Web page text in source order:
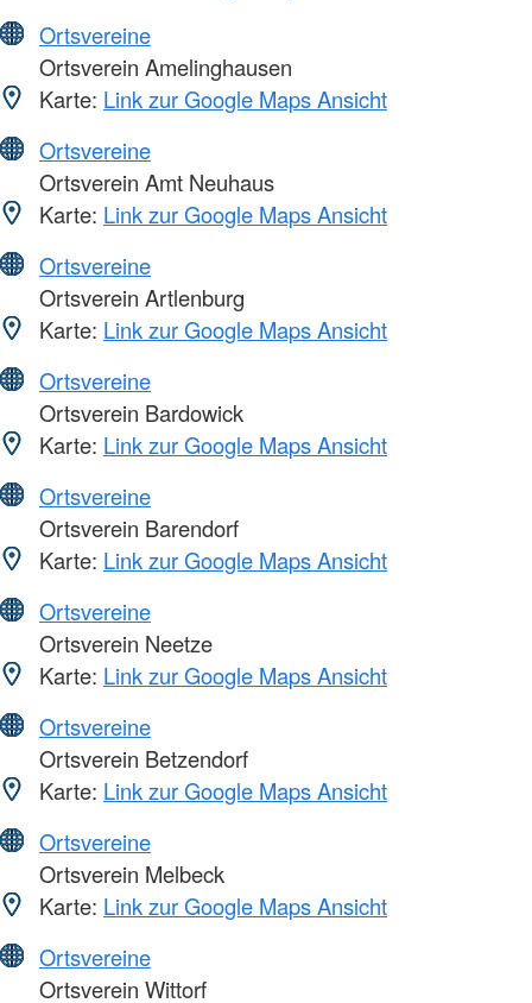
Ortsvereine
Ortsverein Amelinghausen
Karte: Link zur Google Maps Ansicht
Ortsvereine
Ortsverein Amt Neuhaus
Karte: Link zur Google Maps Ansicht
Ortsvereine
Ortsverein Artlenburg
Karte: Link zur Google Maps Ansicht
Ortsvereine
Ortsverein Bardowick
Karte: Link zur Google Maps Ansicht
Ortsvereine
Ortsverein Barendorf
Karte: Link zur Google Maps Ansicht
Ortsvereine
Ortsverein Neetze
Karte: Link zur Google Maps Ansicht
Ortsvereine
Ortsverein Betzendorf
Karte: Link zur Google Maps Ansicht
Ortsvereine
Ortsverein Melbeck
Karte: Link zur Google Maps Ansicht
Ortsvereine
Ortsverein Wittorf